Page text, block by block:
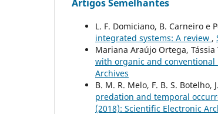
Artigos Semelhantes
L. F. Domiciano, B. Carneiro e
integrated systems: A review ,
Mariana Araújo Ortega,
with organic and conventional
Archives
B. M. R. Melo, F. B. S. Botelho,
predation and temporal
(2018): Scientific Electronic